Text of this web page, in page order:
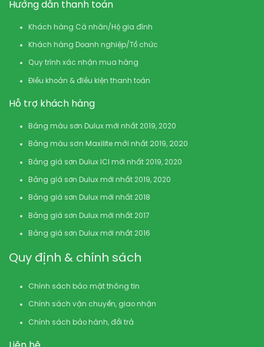
Hướng dẫn thanh toán
Khách hàng Cá nhân/Hộ gia đình
Khách hàng Doanh nghiệp/Tổ chức
Quy trình xác nhận mua hàng
Điều khoản & điều kiện thanh toán
Hỗ trợ khách hàng
Bảng màu sơn Dulux mới nhất 2019, 2020
Bảng màu sơn Maxilite mới nhất 2019, 2020
Bảng giá sơn Dulux ICI mới nhất 2019, 2020
Bảng giá sơn Dulux mới nhất 2019, 2020
Bảng giá sơn Dulux mới nhất 2018
Bảng giá sơn Dulux mới nhất 2017
Bảng giá sơn Dulux mới nhất 2016
Quy định & chính sách
Chính sách bảo mật thông tin
Chính sách vận chuyển, giao nhận
Chính sách bảo hành, đổi trả